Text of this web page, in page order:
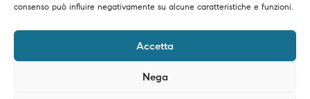
consenso può influire negativamente su alcune caratteristiche e funzioni.
Accetta
Nega
©2024 Primofarma S.r.l. tutti i diritti riservati – P.IVA 04250540616 –
Powered by Timeer Digital Studio